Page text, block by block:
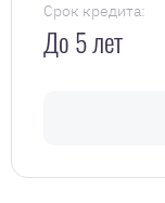
Срок кредита:
До 5 лет